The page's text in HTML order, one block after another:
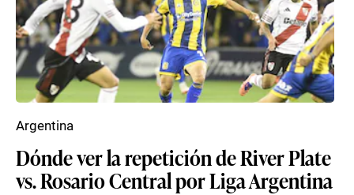
Dónde ver la repetición de River Plate
vs. Rosario Central por Liga Argentina
Argentina